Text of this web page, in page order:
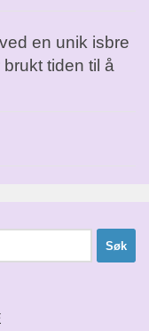
en unik isbre
tiden til å